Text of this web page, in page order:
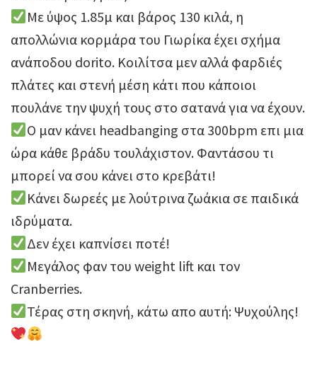
Με ύψος 1.85μ και βάρος 130 κιλά, η
απολλώνια κορμάρα του Γιωρίκα έχει σχήμα
ανάποδου dorito. Κοιλίτσα μεν αλλά φαρδιές
πλάτες και στενή μέση κάτι που κάποιοι
πουλάνε την ψυχή τους στο σατανά για να έχουν.
Ο μαν κάνει headbanging στα 300bpm επι μια
ώρα κάθε βράδυ τουλάχιστον. Φαντάσου τι
μπορεί να σου κάνει στο κρεβάτι!
Κάνει δωρεές με λούτρινα ζωάκια σε παιδικά
ιδρύματα.
Δεν έχει καπνίσει ποτέ!
Μεγάλος φαν του weight lift και τον
Cranberries.
Τέρας στη σκηνή, κάτω απο αυτή: Ψυχούλης!